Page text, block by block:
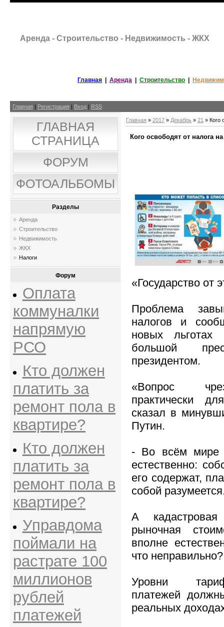
Аренда - Строительство - Недвижимость - ЖКХ
Главная Аренда Строительство
Главная Регистрация Вход RSS
ГЛАВНАЯ
СТРАНИЦА
ФОРУМ
ФОТОАЛЬБОМЫ
Разделы
Аренда
Строительство
Недвижимость
ЖКХ
Налоги
Форум
Оплата
коммуналки
напрямую
РСО
Кто должен
платить за
ремонт пола в
квартире?
Кто должен
платить за
ремонт пола в
квартире?
Управдома
поймали на
растрате 100
миллионов
рублей
платежей
Главная » 2017 » Декабрь » 21 » Кого
Кого освободят от налога
«Государство от
Проблема
налогов и
новых
большой
президентом.
«Вопрос
практически
сказал в
Путин.
- Во всём мире
естественно:
его содержат,
собой
А
рыночная
вполне
что
Уровни
платежей
реальных